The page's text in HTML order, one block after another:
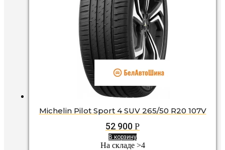
Michelin Pilot Sport 4 SUV 265/50 R20 107V
52 900 Р
В корзину
На складе >4